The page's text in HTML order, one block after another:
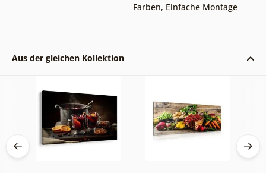
Farben, Einfache Montage
Aus der gleichen Kollektion